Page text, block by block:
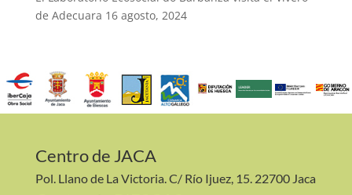
de Adecuara 16 agosto, 2024
Centro de JACA
Pol. Llano de La Victoria. C/ Río Ijuez, 15. 22700 Jaca